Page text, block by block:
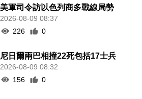
美軍司令訪以色列商多戰線局勢
2026-08-09 08:37
226
0
尼日爾兩巴相撞22死包括17士兵
2026-08-09 08:32
156
0